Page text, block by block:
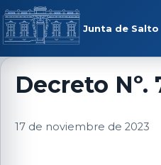
Saltar al contenido
Junta de Salto
menú
Decreto Nº.
17 de noviembre de 2023